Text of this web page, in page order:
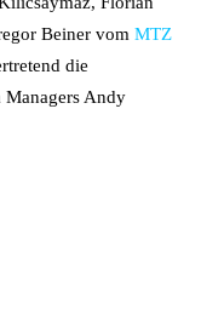
Beiner vom MTZ
die
Managers Andy